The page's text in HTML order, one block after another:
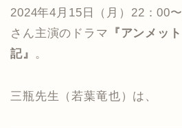
2024年4月15日（月）22：00
さん主演のドラマ 『アンメッ
記』 。
三瓶先生（若葉竜也）は、